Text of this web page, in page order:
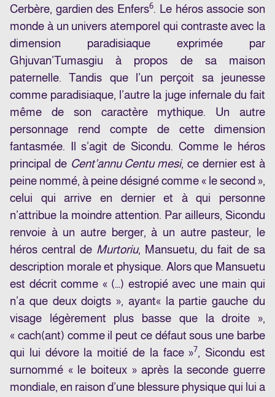
Cerbère, gardien des Enfers6. Le héros associe son
monde à un univers atemporel qui contraste avec la
dimension paradisiaque exprimée par
Ghjuvan’Tumasgiu à propos de sa maison
paternelle. Tandis que l’un perçoit sa jeunesse
comme paradisiaque, l’autre la juge infernale du fait
même de son caractère mythique. Un autre
personnage rend compte de cette dimension
fantasmée. Il s’agit de Sicondu. Comme le héros
principal de Cent’annu Centu mesi, ce dernier est à
peine nommé, à peine désigné comme « le second »,
celui qui arrive en dernier et à qui personne
n’attribue la moindre attention. Par ailleurs, Sicondu
renvoie à un autre berger, à un autre pasteur, le
héros central de Murtoriu, Mansuetu, du fait de sa
description morale et physique. Alors que Mansuetu
est décrit comme « (…) estropié avec une main qui
n’a que deux doigts », ayant« la partie gauche du
visage légèrement plus basse que la droite »,
« cach(ant) comme il peut ce défaut sous une barbe
qui lui dévore la moitié de la face »7, Sicondu est
surnommé « le boiteux » après la seconde guerre
mondiale, en raison d’une blessure physique qui lui a